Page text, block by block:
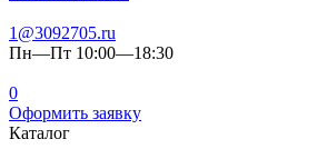
1@3092705.ru
Пн—Пт 10:00—18:30
0
Оформить заявку
Каталог